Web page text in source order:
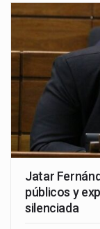
Jatar
públicos y
silenciada